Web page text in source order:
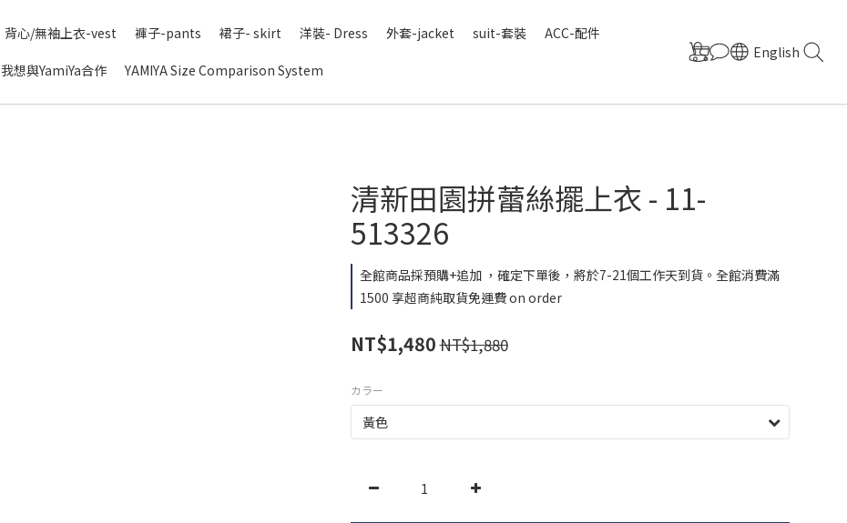
背心/無袖上衣-vest 褲子-pants 裙子- skirt 洋裝- Dress 外套-jacket suit-套裝 ACC-配件
我想與YamiYa合作 YAMIYA Size Comparison System
English
清新田園拼蕾絲擺上衣 - 11-
513326
全館商品採預購+追加 ，確定下單後，將於7-21個工作天到貨。全館消費滿
1500 享超商純取貨免運費 on order
NT$1,480NT$1,880
カラー